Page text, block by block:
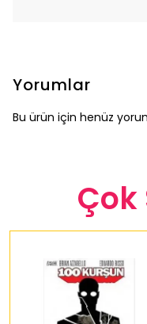
Yorumlar
Bu ürün için henüz